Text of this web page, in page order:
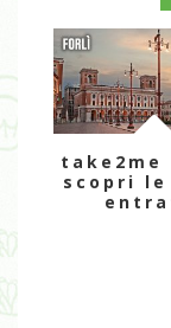
take2me
scopri le